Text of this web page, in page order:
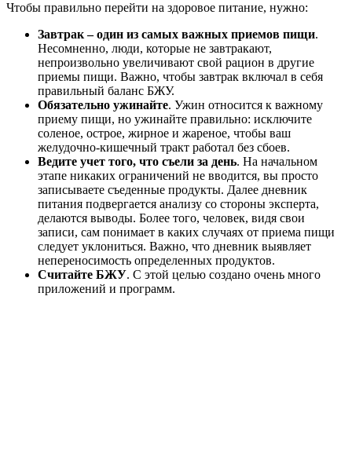
Чтобы правильно перейти на здоровое питание, нужно:
Завтрак – один из самых важных приемов пищи.
Несомненно, люди, которые не завтракают,
непроизвольно увеличивают свой рацион в другие
приемы пищи. Важно, чтобы завтрак включал в себя
правильный баланс БЖУ.
Обязательно ужинайте. Ужин относится к важному
приему пищи, но ужинайте правильно: исключите
соленое, острое, жирное и жареное, чтобы ваш
желудочно-кишечный тракт работал без сбоев.
Ведите учет того, что съели за день. На начальном
этапе никаких ограничений не вводится, вы просто
записываете съеденные продукты. Далее дневник
питания подвергается анализу со стороны эксперта,
делаются выводы. Более того, человек, видя свои
записи, сам понимает в каких случаях от приема пищи
следует уклониться. Важно, что дневник выявляет
непереносимость определенных продуктов.
Считайте БЖУ. С этой целью создано очень много
приложений и программ.